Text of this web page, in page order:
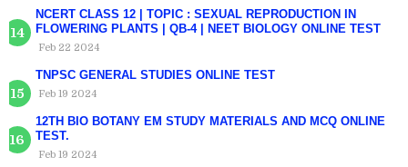
NCERT CLASS 12 | TOPIC : SEXUAL REPRODUCTION IN
FLOWERING PLANTS | QB-4 | NEET BIOLOGY ONLINE TEST
Feb 22 2024
TNPSC GENERAL STUDIES ONLINE TEST
Feb 19 2024
12TH BIO BOTANY EM STUDY MATERIALS AND MCQ ONLINE
TEST.
Feb 19 2024